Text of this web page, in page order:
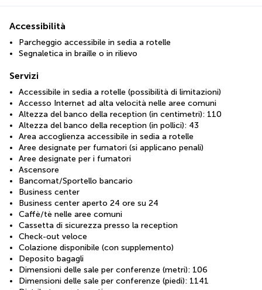
Accessibilità
Parcheggio accessibile in sedia a rotelle
Segnaletica in braille o in rilievo
Servizi
Accessibile in sedia a rotelle (possibilità di limitazioni)
Accesso Internet ad alta velocità nelle aree comuni
Altezza del banco della reception (in centimetri): 110
Altezza del banco della reception (in pollici): 43
Area accoglienza accessibile in sedia a rotelle
Aree designate per fumatori (si applicano penali)
Aree designate per i fumatori
Ascensore
Bancomat/Sportello bancario
Business center
Business center aperto 24 ore su 24
Caffè/tè nelle aree comuni
Cassetta di sicurezza presso la reception
Check-out veloce
Colazione disponibile (con supplemento)
Deposito bagagli
Dimensioni delle sale per conferenze (metri): 106
Dimensioni delle sale per conferenze (piedi): 1141